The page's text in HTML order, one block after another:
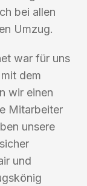
bei allen
Umzug.
war für uns
dem
wir einen
Mitarbeiter
unsere
und